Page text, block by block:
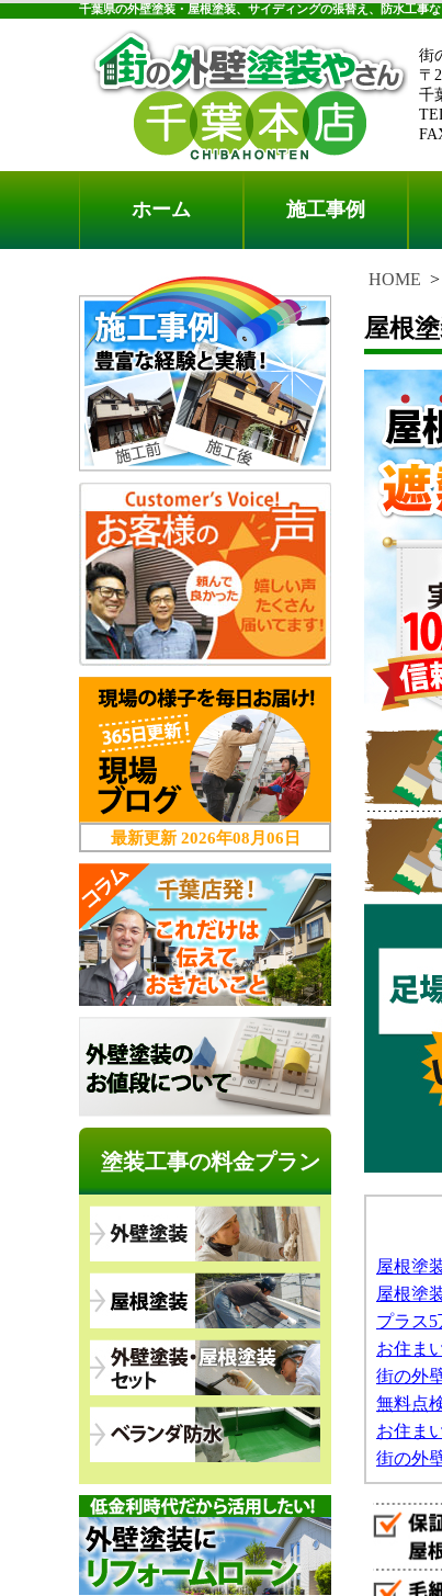
千葉県の外壁塗装・屋根塗装、サイディングの張替え、防水工事
街
〒
千
ホーム 施工事例
HOME
屋根
屋根塗
屋根塗
プラス
お住ま
街の外
無料点
お住ま
街の外
最新更新 2026年08月06日
塗装工事の料金プラン